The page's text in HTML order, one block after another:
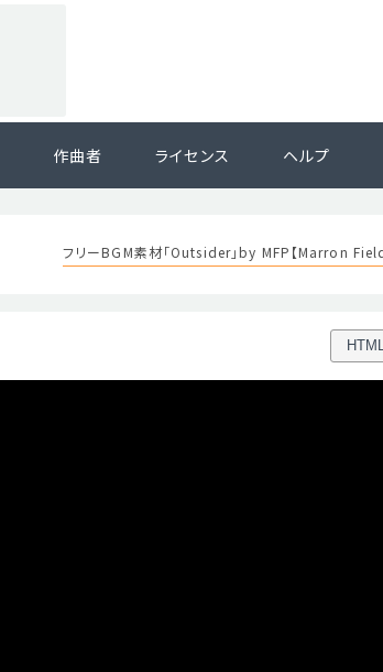
作曲者 ライセンス ヘルプ
フリーBGM素材「Outsider」by MFP【Marron